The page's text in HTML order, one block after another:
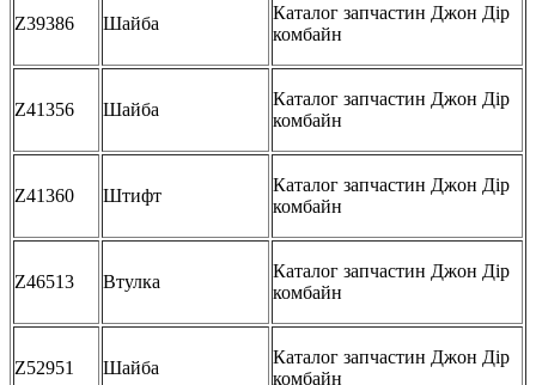
Z39386 Шайба
Каталог запчастин Джон Дір
комбайн
Z41356 Шайба
Каталог запчастин Джон Дір
комбайн
Z41360 Штифт
Каталог запчастин Джон Дір
комбайн
Z46513 Втулка
Каталог запчастин Джон Дір
комбайн
Z52951 Шайба
Каталог запчастин Джон Дір
комбайн